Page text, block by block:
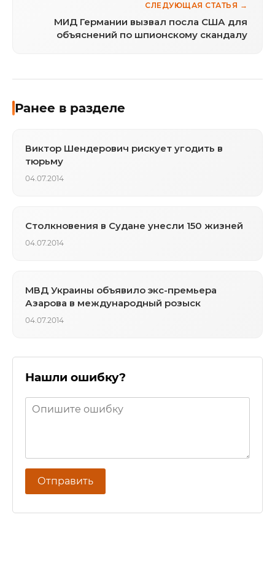
СЛЕДУЮЩАЯ СТАТЬЯ →
МИД Германии вызвал посла США для
объяснений по шпионскому скандалу
Ранее в разделе
Виктор Шендерович рискует угодить в
тюрьму
04.07.2014
Столкновения в Судане унесли 150 жизней
04.07.2014
МВД Украины объявило экс-премьера
Азарова в международный розыск
04.07.2014
Нашли ошибку?
Отправить